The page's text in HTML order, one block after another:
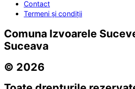
Contact
Termeni și condiții
Comuna Izvoarele
Suceava
© 2026